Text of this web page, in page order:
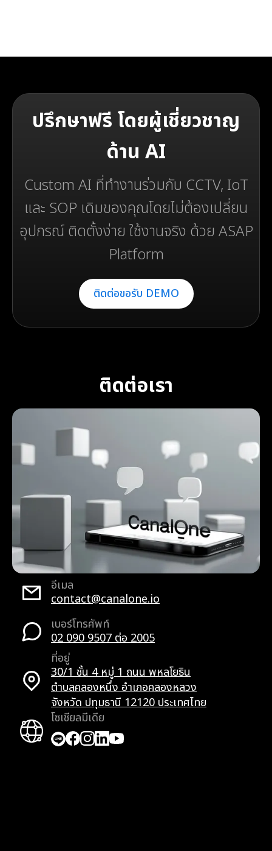
ปรึกษาฟรี โดยผู้เชี่ยวชาญ
ด้าน AI
Custom AI ที่ทำงานร่วมกับ CCTV, IoT
และ SOP เดิมของคุณโดยไม่ต้องเปลี่ยน
อุปกรณ์ ติดตั้งง่าย ใช้งานจริง ด้วย ASAP
Platform
ติดต่อขอรับ DEMO
ติดต่อเรา
อีเมล
contact@canalone.io
เบอร์โทรศัพท์
02 090 9507 ต่อ 2005
ที่อยู่
30/1 ชั้น 4 หมู่ 1 ถนน พหลโยธิน
ตำบลคลองหนึ่ง อำเภอคลองหลวง
จังหวัด ปทุมธานี 12120 ประเทศไทย
โซเชียลมีเดีย